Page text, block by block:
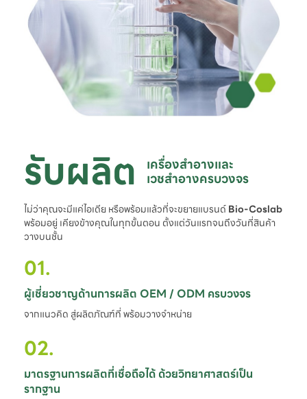
รับผลิต เครื่องสำอางและ
เวชสำอางครบวงจร
ไม่ว่าคุณจะมีแค่ไอเดีย หรือพร้อมแล้วที่จะขยายแบรนด์Bio-Coslab
พร้อมอยู่ เคียงข้างคุณในทุกขั้นตอน ตั้งแต่วันแรกจนถึงวันที่สินค้า
วางบนชั้น
01.
ผู้เชี่ยวชาญด้านการผลิต OEM / ODM ครบวงจร
จากแนวคิด สู่ผลิตภัณฑ์ที่ พร้อมวางจำหน่าย
02.
มาตรฐานการผลิตที่เชื่อถือได้ ด้วยวิทยาศาสตร์เป็น
รากฐาน